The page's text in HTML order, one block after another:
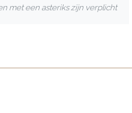
met een asteriks zijn verplicht